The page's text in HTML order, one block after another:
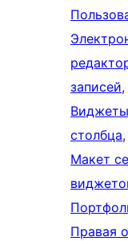
записей,
столбца,
Макет
Правая